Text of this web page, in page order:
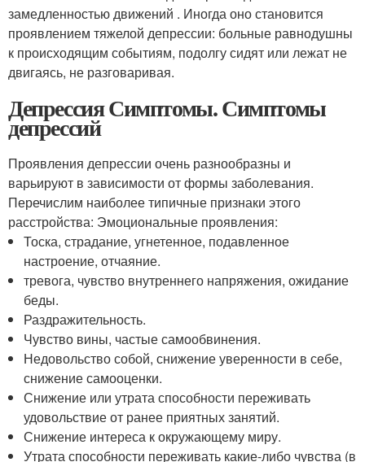
замедленностью движений . Иногда оно становится
проявлением тяжелой депрессии: больные равнодушны
к происходящим событиям, подолгу сидят или лежат не
двигаясь, не разговаривая.
Депрессия Симптомы. Симптомы
депрессий
Проявления депрессии очень разнообразны и
варьируют в зависимости от формы заболевания.
Перечислим наиболее типичные признаки этого
расстройства: Эмоциональные проявления:
Тоска, страдание, угнетенное, подавленное
настроение, отчаяние.
тревога, чувство внутреннего напряжения, ожидание
беды.
Раздражительность.
Чувство вины, частые самообвинения.
Недовольство собой, снижение уверенности в себе,
снижение самооценки.
Снижение или утрата способности переживать
удовольствие от ранее приятных занятий.
Снижение интереса к окружающему миру.
Утрата способности переживать какие-либо чувства (в